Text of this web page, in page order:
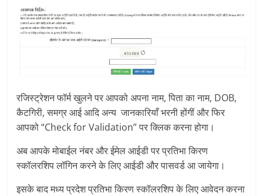
रजिस्ट्रेशन फॉर्म खुलने पर आपको अपना नाम, पिता का नाम, DOB,
कैटगिरी, समग्र आई आदि अन्य जानकारियाँ भरनी होंगीं और फिर
आपको “Check for Validation” पर क्लिक करना होगा।
अब आपके मोबाईल नंबर और ईमेल आईडी पर प्रतिभा किरण
स्कॉलरशिप लॉगिन करने के लिए आईडी और पासवर्ड आ जायेगा।
इसके बाद मध्य प्रदेश प्रतिभा किरण स्कॉलरशिप के लिए आवेदन करना